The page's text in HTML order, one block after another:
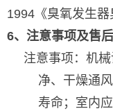
1994《臭氧发生器
6、注意事项及售
注意事项：机
净、干燥通
寿命；室内